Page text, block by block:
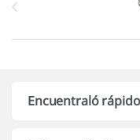
Encuentraló rápido